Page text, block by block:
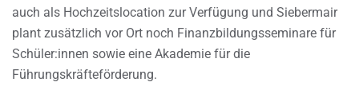
auch als Hochzeitslocation zur Verfügung und Siebermair
plant zusätzlich vor Ort noch Finanzbildungsseminare für
Schüler:innen sowie eine Akademie für die
Führungskräfteförderung.